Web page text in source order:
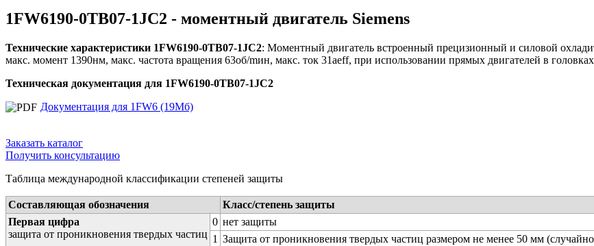
1FW6190-0TB07-1JC2 - моментный двигатель Siemens
Технические характеристики 1FW6190-0TB07-1JC2: Моментный двигатель встроенный прецизионный и силовой
макс. момент 1390нм, макс. частота вращения 63об/mин, макс. ток 31aeff, при использовании прямых двигателей в
Техническая документация для 1FW6190-0TB07-1JC2
Документация для 1FW6 (19Мб)
Заказать каталог
Получить консультацию
Таблица международной классификации степеней защиты
Составляющая обозначения
Класс/степень защиты
Первая цифра
защита от проникновения твердых частиц
0 нет защиты
1 Защита от проникновения твердых частиц размером не менее 50 мм